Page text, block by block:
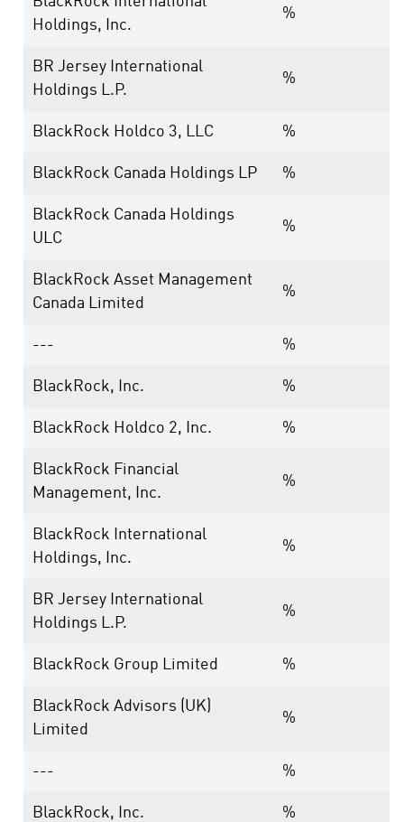
Holdings, Inc.
%
BR Jersey International
Holdings L.P.
%
BlackRock Holdco 3, LLC %
BlackRock Canada Holdings LP %
BlackRock Canada Holdings
ULC
%
BlackRock Asset Management
Canada Limited
%
--- %
BlackRock, Inc. %
BlackRock Holdco 2, Inc. %
BlackRock Financial
Management, Inc.
%
BlackRock International
Holdings, Inc.
%
BR Jersey International
Holdings L.P.
%
BlackRock Group Limited %
BlackRock Advisors (UK)
Limited
%
--- %
BlackRock, Inc. %